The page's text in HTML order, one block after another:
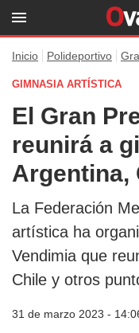
Inicio Polideportivo
GIMNASIA ARTÍSTICA
El Gran
reunirá a
Argentina,
La Federación
artística ha
Vendimia que
Chile y otros
31 de marzo 2023 -